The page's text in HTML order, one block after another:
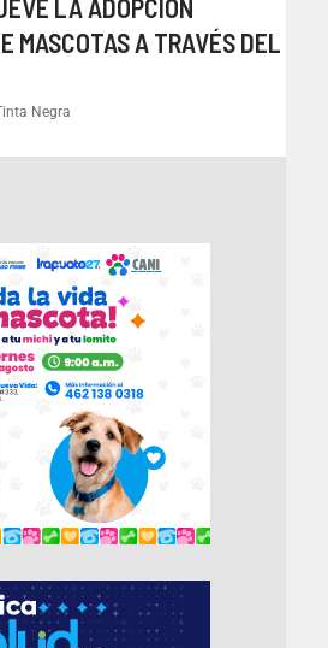
LA ADOPCIÓN
MASCOTAS A TRAVÉS DEL
Negra